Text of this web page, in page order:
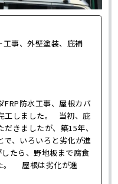
工事、外壁塗装、庇補
FRP防水工事、屋根カバ
工しました。 当初、庇
だきましたが、築15年、
で、いろいろと劣化が進
たら、野地板まで腐食
。 屋根は劣化が進